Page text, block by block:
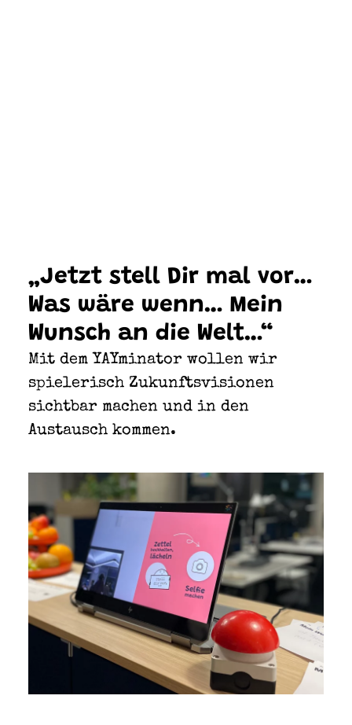
„Jetzt stell Dir mal vor…
Was wäre wenn… Mein
Wunsch an die Welt…“
Mit dem YAYminator wollen wir
spielerisch Zukunftsvisionen
sichtbar machen und in den
Austausch kommen.